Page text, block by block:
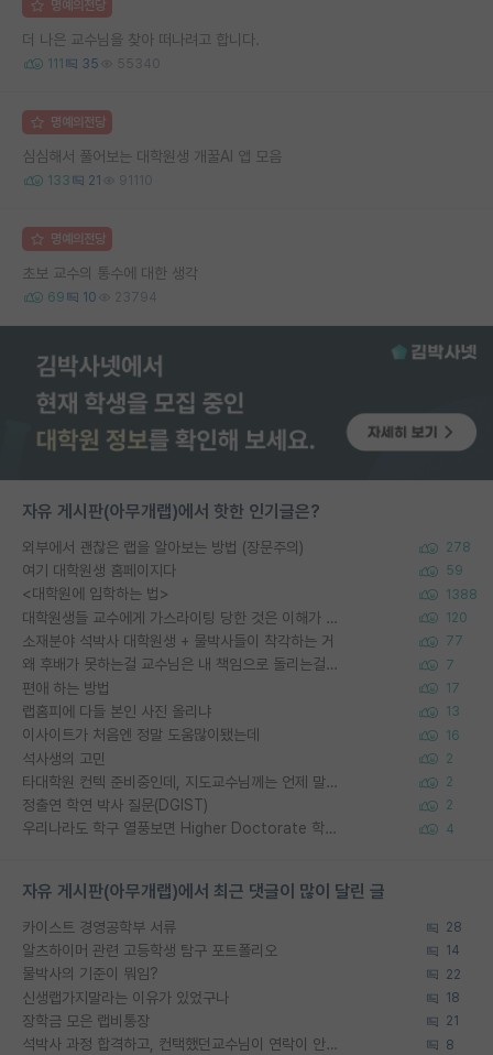
명예의전당
더 나은 교수님을 찾아 떠나려고 합니다.
111 35 55340
명예의전당
심심해서 풀어보는 대학원생 개꿀AI 앱 모음
133 21 91110
명예의전당
초보 교수의 통수에 대한 생각
69 10 23794
자유 게시판(아무개랩)에서 핫한 인기글은?
외부에서 괜찮은 랩을 알아보는 방법 (장문주의) 278
여기 대학원생 홈페이지다 59
<대학원에 입학하는 법> 1388
대학원생들 교수에게 가스라이팅 당한 것은 이해가 갑니다. 안타깝네요. 120
소재분야 석박사 대학원생 + 물박사들이 착각하는 거 77
왜 후배가 못하는걸 교수님은 내 책임으로 돌리는걸까요? 7
편애 하는 방법 17
랩홈피에 다들 본인 사진 올리냐 13
이사이트가 처음엔 정말 도움많이됐는데 16
석사생의 고민 2
타대학원 컨텍 준비중인데, 지도교수님께는 언제 말씀드려야 할까요? 2
정출연 학연 박사 질문(DGIST) 2
우리나라도 학구 열풍보면 Higher Doctorate 학위가 필요하다고 봅니다. 4
자유 게시판(아무개랩)에서 최근 댓글이 많이 달린 글
카이스트 경영공학부 서류 28
알츠하이머 관련 고등학생 탐구 포트폴리오 14
물박사의 기준이 뭐임? 22
신생랩가지말라는 이유가 있었구나 18
장학금 모은 랩비통장 21
석박사 과정 합격하고, 컨택했던교수님이 연락이 안됩니다... 8